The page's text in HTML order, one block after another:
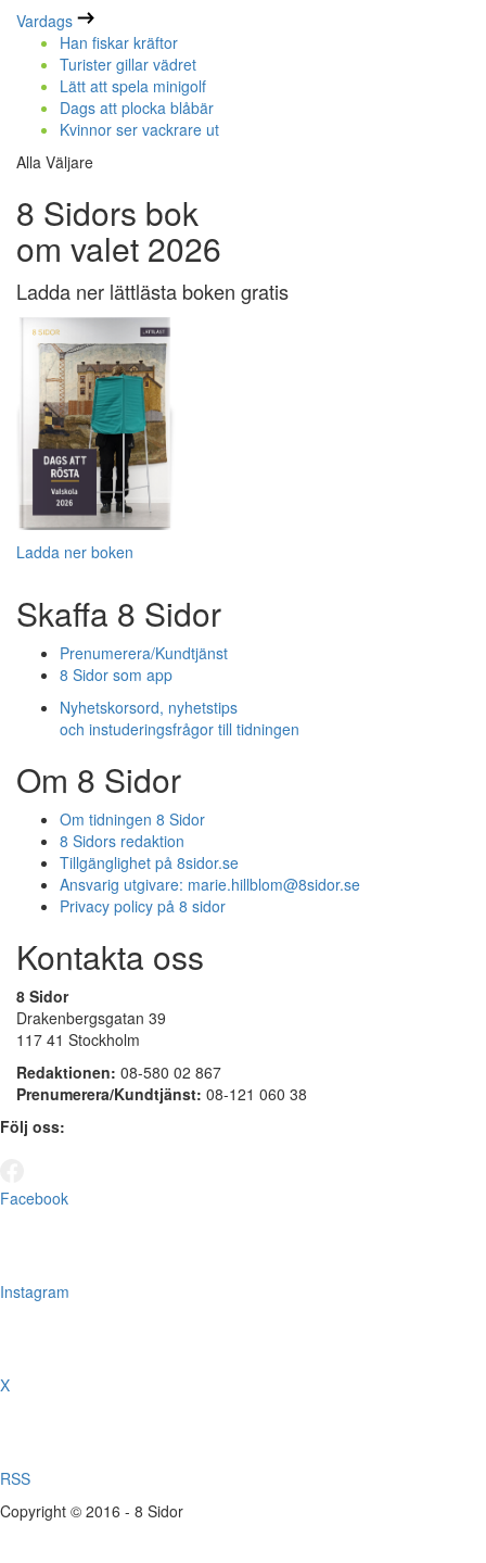
Vardags
Han fiskar kräftor
Turister gillar vädret
Lätt att spela minigolf
Dags att plocka blåbär
Kvinnor ser vackrare ut
Alla Väljare
8 Sidors bok
om valet 2026
Ladda ner lättlästa boken gratis
Ladda ner boken
Skaffa 8 Sidor
Prenumerera/Kundtjänst
8 Sidor som app
Nyhetskorsord, nyhetstips
och instuderingsfrågor till tidningen
Om 8 Sidor
Om tidningen 8 Sidor
8 Sidors redaktion
Tillgänglighet på 8sidor.se
Ansvarig utgivare: marie.hillblom@8sidor.se
Privacy policy på 8 sidor
Kontakta oss
8 Sidor
Drakenbergsgatan 39
117 41 Stockholm
Redaktionen: 08-580 02 867
Prenumerera/Kundtjänst: 08-121 060 38
Följ oss:
Facebook
Instagram
X
RSS
Copyright © 2016 - 8 Sidor